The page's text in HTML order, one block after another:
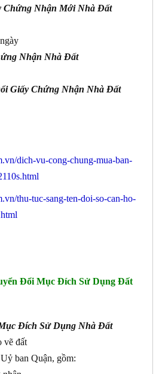
Chứng Nhận Mới Nhà Đất
Nhận Nhà Đất
Giấy Chứng Nhận Nhà Đất
dich-vu-cong-chung-mua-ban-
thu-tuc-sang-ten-doi-so-can-ho-
Đổi Mục Đích Sử Dụng Đất
Đích Sử Dụng Nhà Đất
vẽ đất
ban Quận, gồm: